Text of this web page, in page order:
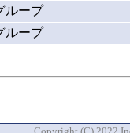
ループ
ループ